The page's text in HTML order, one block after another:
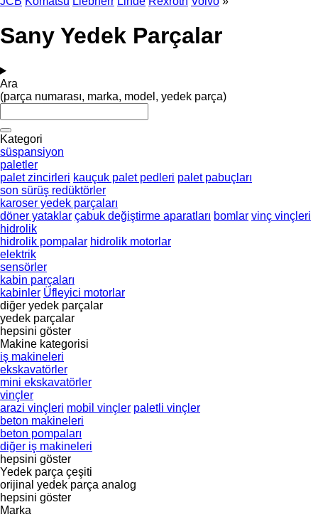
Sany Yedek Parçalar
Ara
(parça numarası, marka, model, yedek parça)
Kategori
süspansiyon
paletler
palet zincirleri kauçuk palet pedleri palet pabuçları
son sürüş redüktörler
karoser yedek parçaları
döner yataklar çabuk değiştirme aparatları bomlar vinç vinçleri
hidrolik
hidrolik pompalar hidrolik motorlar
elektrik
sensörler
kabin parçaları
kabinler Üfleyici motorlar
diğer yedek parçalar
yedek parçalar
hepsini göster
Makine kategorisi
iş makineleri
ekskavatörler
mini ekskavatörler
vinçler
arazi vinçleri mobil vinçler paletli vinçler
beton makineleri
beton pompaları
diğer iş makineleri
hepsini göster
Yedek parça çeşiti
orijinal yedek parça analog
hepsini göster
Marka